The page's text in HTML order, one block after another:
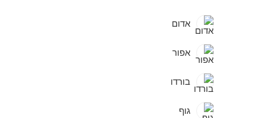
אדום
אפור
בורדו
גוף